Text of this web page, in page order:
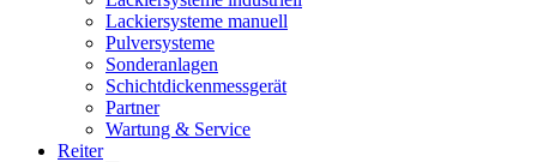
Lackiersysteme manuell
Pulversysteme
Sonderanlagen
Schichtdickenmessgerät
Partner
Wartung & Service
Reiter